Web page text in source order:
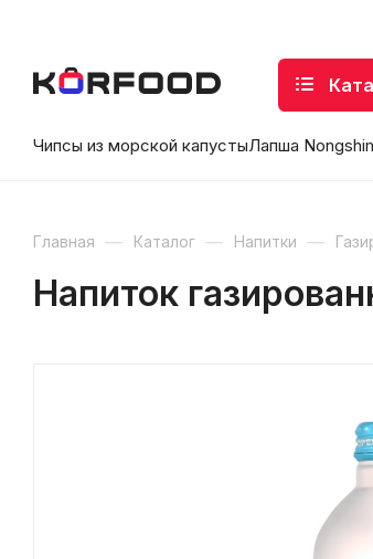
Чипсы из морской капустыЛапша
Главная — Каталог — Напитки —
Напиток